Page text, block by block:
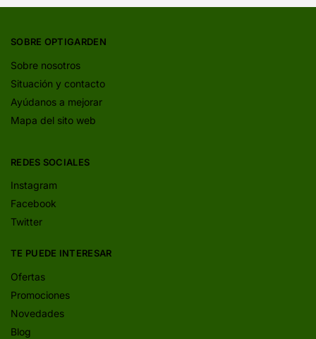
SOBRE OPTIGARDEN
Sobre nosotros
Situación y contacto
Ayúdanos a mejorar
Mapa del sito web
REDES SOCIALES
Instagram
Facebook
Twitter
TE PUEDE INTERESAR
Ofertas
Promociones
Novedades
Blog